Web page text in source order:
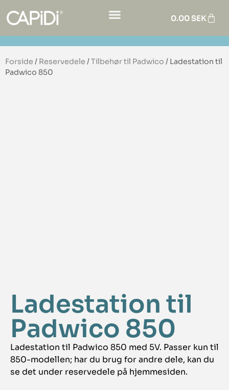
0.00SEK
Forside / Reservedele /Tilbehør til Padwico / Ladestation til
Padwico 850
Ladestation til
Padwico 850
Ladestation til Padwico 850 med 5V. Passer kun til
850-modellen; har du brug for andre dele, kan du
se det under reservedele på hjemmesiden.